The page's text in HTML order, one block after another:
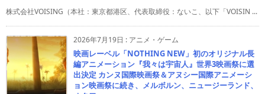
株式会社VOISING（本社：東京都港区、代表取締役：ないこ、以下「VOISIN ...
2026年7月19日 : アニメ・ゲーム
映画レーベル「NOTHING NEW」初のオリジナル長
編アニメーション『我々は宇宙人』世界3映画祭に選
出決定 カンヌ国際映画祭＆アヌシー国際アニメーシ
ョン映画祭に続き、メルボルン、ニュージーランド、